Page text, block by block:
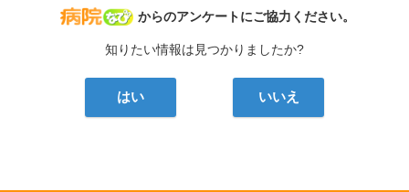
病院なび
からのアンケートにご協力ください。
知りたい情報は見つかりましたか?
はい いいえ